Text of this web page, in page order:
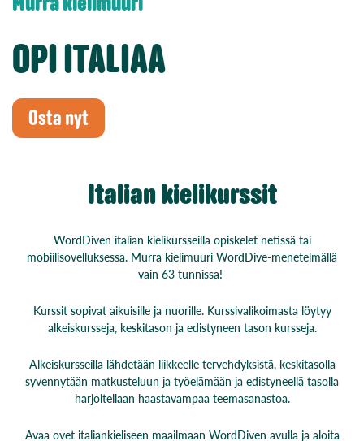
OPI ITALIAA
Osta nyt
Italian kielikurssit
WordDiven italian kielikursseilla opiskelet netissä tai
mobiilisovelluksessa. Murra kielimuuri WordDive-menetelmällä
vain 63 tunnissa!
Kurssit sopivat aikuisille ja nuorille. Kurssivalikoimasta löytyy
alkeiskursseja, keskitason ja edistyneen tason kursseja.
Alkeiskursseilla lähdetään liikkeelle tervehdyksistä, keskitasolla
syvennytään matkusteluun ja työelämään ja edistyneellä tasolla
harjoitellaan haastavampaa teemasanastoa.
Avaa ovet italiankieliseen maailmaan WordDiven avulla ja aloita